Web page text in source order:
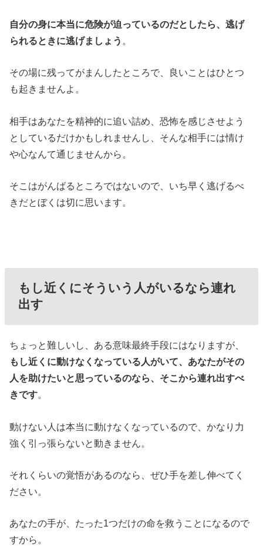
自分の身に本当に危険が迫っているのだとしたら、逃げ
られるときに逃げましょう 。
その場に残ってがまんしたところで、良いことはひとつ
も起きませんよ。
相手はあなたを精神的に追い詰め、恐怖を感じさせよう
としているだけかもしれませんし、そんな相手には情け
や心なんて通じませんから。
そこはがんばるところではないので、いち早く逃げるべ
きだとぼくは切に思います。
もし近くにそういう人がいるなら連れ
出す
ちょっと難しいし、ある意味最終手段にはなりますが、
もし近くに動けなくなっている人がいて、あなたがその
人を助けたいと思っているのなら、そこから連れ出すべ
きです。
動けない人は本当に動けなくなっているので、かなり力
強く引っ張らないと動きません。
それくらいの覚悟があるのなら、ぜひ手を差し伸べてく
ださい。
あなたの手が、たった1つだけの命を救うことになるので
すから。